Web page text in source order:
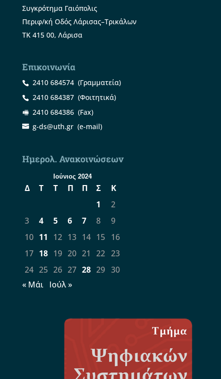
Συγκρότημα Γαιόπολις
Περιφ/κή Οδός Λάρισας–Τρικάλων
ΤΚ 415 00, Λάρισα
Επικοινωνία
2410 684574(Γραμματεία)
2410 684387(Φοιτητικά)
2410 684386(Fax)
g-ds@uth.gr(e-mail)
Ημερολ. Ανακοινώσεων
Ιούνιος 2024
Δ Τ Τ Π Π Σ
Κ
1
2
3
4 5 6 7 8
9
10 11 12 13 14 15
16
17 18 19 20 21 22 23
24 25 26 27 28 29 30
« Μάι
Ιούλ »